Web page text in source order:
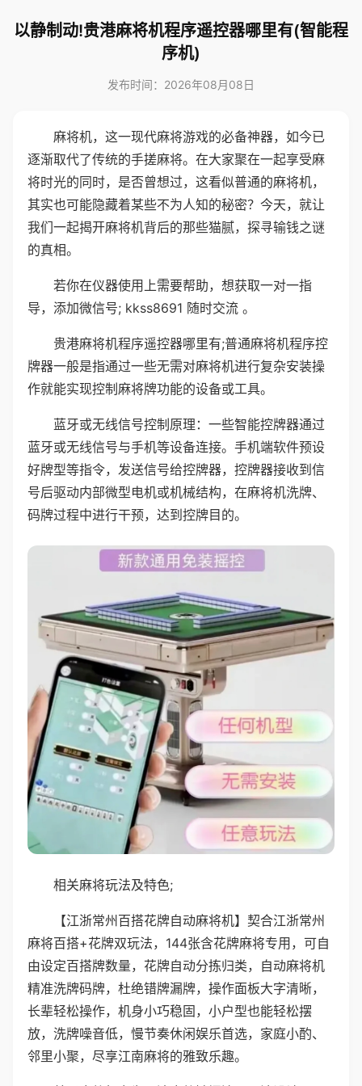
以静制动!贵港麻将机程序遥控器哪里有(智能程
序机)
发布时间：2026年08月08日
麻将机，这一现代麻将游戏的必备神器，如今已
逐渐取代了传统的手搓麻将。在大家聚在一起享受麻
将时光的同时，是否曾想过，这看似普通的麻将机，
其实也可能隐藏着某些不为人知的秘密？今天，就让
我们一起揭开麻将机背后的那些猫腻，探寻输钱之谜
的真相。
若你在仪器使用上需要帮助，想获取一对一指
导，添加微信号; kkss8691 随时交流 。
贵港麻将机程序遥控器哪里有;普通麻将机程序控
牌器一般是指通过一些无需对麻将机进行复杂安装操
作就能实现控制麻将牌功能的设备或工具。
蓝牙或无线信号控制原理：一些智能控牌器通过
蓝牙或无线信号与手机等设备连接。手机端软件预设
好牌型等指令，发送信号给控牌器，控牌器接收到信
号后驱动内部微型电机或机械结构，在麻将机洗牌、
码牌过程中进行干预，达到控牌目的。
相关麻将玩法及特色;
【江浙常州百搭花牌自动麻将机】契合江浙常州
麻将百搭+花牌双玩法，144张含花牌麻将专用，可自
由设定百搭牌数量，花牌自动分拣归类，自动麻将机
精准洗牌码牌，杜绝错牌漏牌，操作面板大字清晰，
长辈轻松操作，机身小巧稳固，小户型也能轻松摆
放，洗牌噪音低，慢节奏休闲娱乐首选，家庭小酌、
邻里小聚，尽享江南麻将的雅致乐趣。